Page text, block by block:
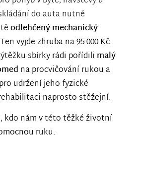
do auta nutně
odlehčený mechanický
vyjde zhruba na 95 000 Kč.
sbírky rádi pořídili malý
na procvičování rukou a
udržení jeho fyzické
naprosto stěžejní.
kdo nám v této těžké životní
ruku.